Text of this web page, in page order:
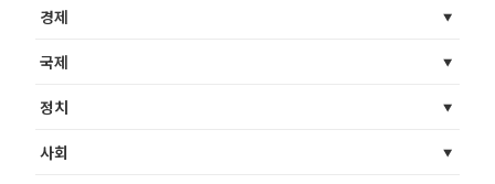
경제
국제
정치
사회